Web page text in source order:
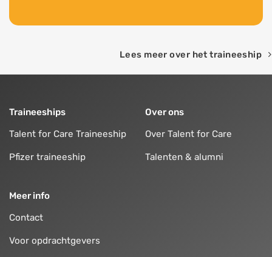
Lees meer over het traineeship
Traineeships
Talent for Care Traineeship
Pfizer traineeship
Over ons
Over Talent for Care
Talenten & alumni
Meer info
Contact
Voor opdrachtgevers